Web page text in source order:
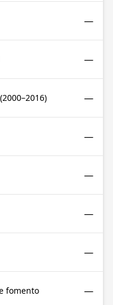
—
—
—
—
—
—
—
fomento —